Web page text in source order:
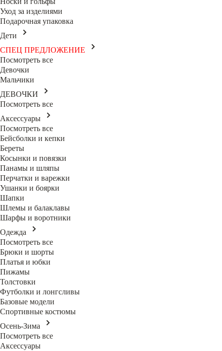
Уход за изделиями
Подарочная упаковка
Дети
СПЕЦ ПРЕДЛОЖЕНИЕ
Посмотреть все
Девочки
Мальчики
ДЕВОЧКИ
Посмотреть все
Аксессуары
Посмотреть все
Бейсболки и кепки
Береты
Косынки и повязки
Панамы и шляпы
Перчатки и варежки
Ушанки и боярки
Шапки
Шлемы и балаклавы
Шарфы и воротники
Одежда
Посмотреть все
Брюки и шорты
Платья и юбки
Пижамы
Толстовки
Футболки и лонгсливы
Базовые модели
Спортивные костюмы
Осень-Зима
Посмотреть все
Аксессуары